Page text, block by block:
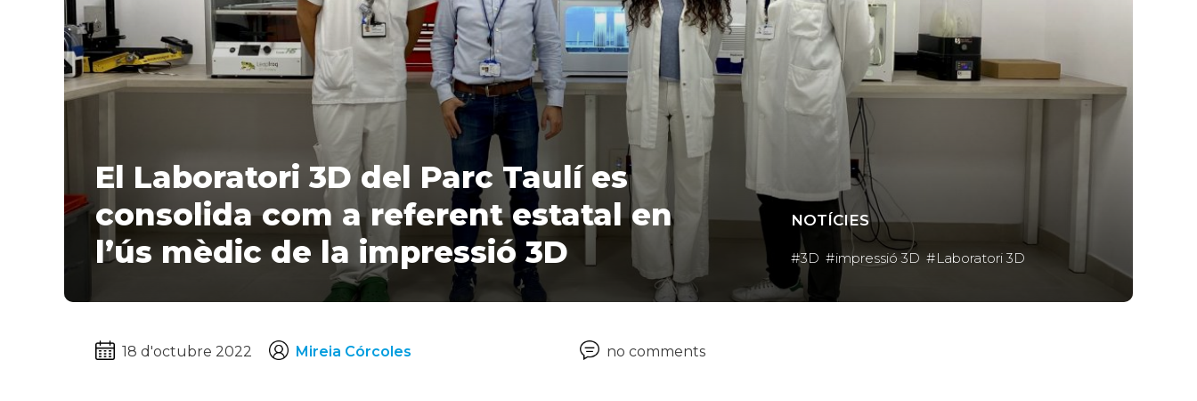
El Laboratori 3D del Parc Taulí es
consolida com a referent estatal en
l’ús mèdic de la impressió 3D
3D impressió 3D Laboratori 3D
NOTÍCIES
18 d'octubre 2022 Mireia Córcoles no comments